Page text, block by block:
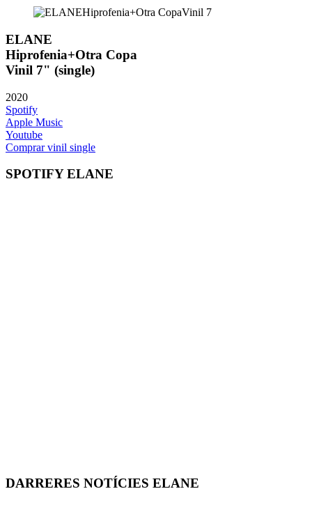
ELANE
Hiprofenia+Otra Copa
Vinil 7" (single)
2020
Spotify
Apple Music
Youtube
Comprar vinil single
SPOTIFY ELANE
DARRERES NOTÍCIES ELANE